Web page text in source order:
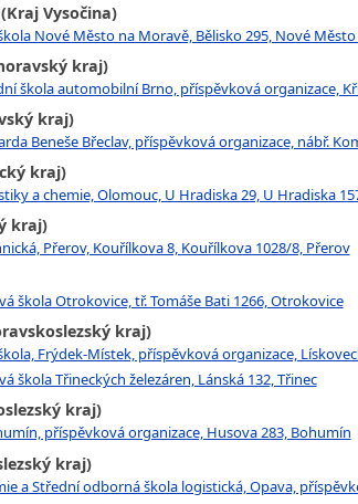
Vysočina)
Nové Město na Moravě, Bělisko 295, Nové
kraj)
škola automobilní Brno, příspěvková organizace,
kraj)
Beneše Břeclav, příspěvková organizace, nábř.
kraj)
a chemie, Olomouc, U Hradiska 29, U Hradiska
kraj)
Přerov, Kouřílkova 8, Kouřílkova 1028/8, Přerov
škola Otrokovice, tř. Tomáše Bati 1266, Otrokovice
kraj)
Frýdek-Místek, příspěvková organizace,
škola Třineckých železáren, Lánská 132, Třinec
kraj)
příspěvková organizace, Husova 283, Bohumín
kraj)
a Střední odborná škola logistická, Opava,